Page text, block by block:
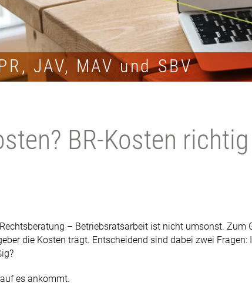
JAV, MAV und SBV
BR-Kosten richtig
– Betriebsratsarbeit ist nicht umsonst. Zum
die Kosten trägt. Entscheidend sind dabei zwei Fragen:
es ankommt.